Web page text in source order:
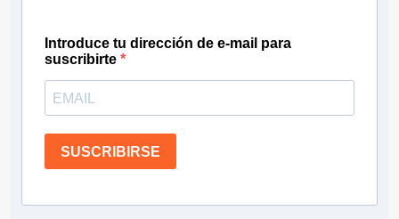
Introduce tu dirección de e-mail para
suscribirte
SUSCRIBIRSE